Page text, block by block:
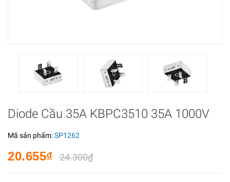
Diode Cầu 35A KBPC3510 35A 1000V
Mã sản phẩm:SP1262
20.655₫ 24.300₫